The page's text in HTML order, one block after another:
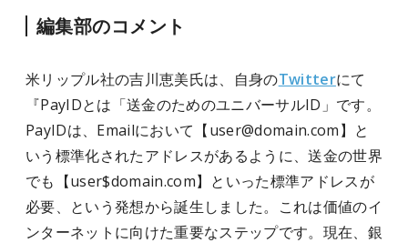
編集部のコメント
米リップル社の吉川恵美氏は、自身のTwitterにて
『PayIDとは「送金のためのユニバーサルID」です。
PayIDは、Emailにおいて【user@domain.com】と
いう標準化されたアドレスがあるように、送金の世界
でも【user$domain.com】といった標準アドレスが
必要、という発想から誕生しました。これは価値のイ
ンターネットに向けた重要なステップです。現在、銀